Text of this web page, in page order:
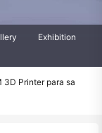
Exhibition
3D Printer para sa